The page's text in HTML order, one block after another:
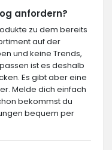
anfordern?
zu dem bereits
auf der
und keine Trends,
ist es deshalb
Es gibt aber eine
Melde dich einfach
bekommst du
bequem per